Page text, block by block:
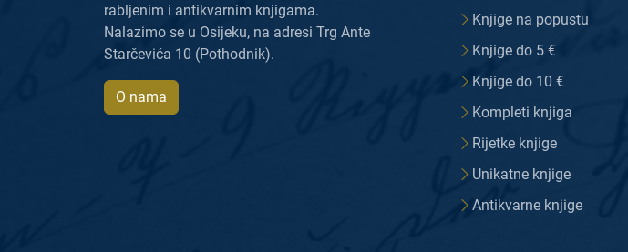
rabljenim i antikvarnim knjigama.
Nalazimo se u Osijeku, na adresi Trg Ante
Starčevića 10 (Pothodnik).
O nama
Knjige na popustu
Knjige do 5 €
Knjige do 10 €
Kompleti knjiga
Rijetke knjige
Unikatne knjige
Antikvarne knjige